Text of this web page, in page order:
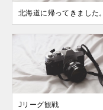
北海道に帰ってきました。
Jリーグ観戦